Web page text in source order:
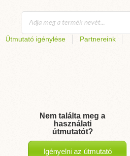
Útmutató igénylése Partnereink
Nem találta meg a
használati
útmutatót?
Igényelni az útmutató